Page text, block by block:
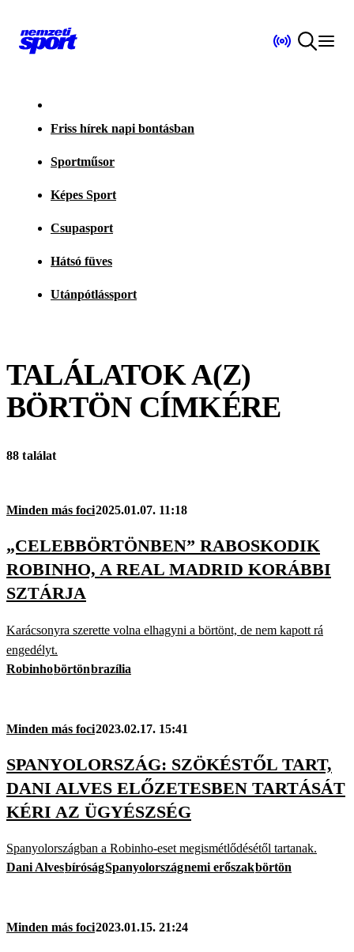
Friss hírek napi bontásban
Sportműsor
Képes Sport
Csupasport
Hátsó füves
Utánpótlássport
TALÁLATOK A(Z)
BÖRTÖNCÍMKÉRE
88 találat
Minden más foci2025.01.07. 11:18
„CELEBBÖRTÖNBEN” RABOSKODIK
ROBINHO, A REAL MADRID KORÁBBI
SZTÁRJA
Karácsonyra szerette volna elhagyni a börtönt, de nem kapott rá
engedélyt.
Robinhobörtönbrazília
Minden más foci2023.02.17. 15:41
SPANYOLORSZÁG: SZÖKÉSTŐL TART,
DANI ALVES ELŐZETESBEN TARTÁSÁT
KÉRI AZ ÜGYÉSZSÉG
Spanyolországban a Robinho-eset megismétlődésétől tartanak.
Dani AlvesbíróságSpanyolországnemi erőszakbörtön
Minden más foci2023.01.15. 21:24